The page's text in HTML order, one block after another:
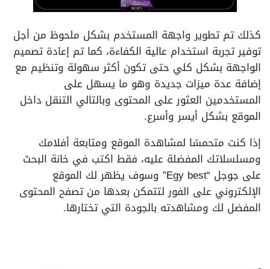
كذلك تم تطوير واجهة المستخدم بشكل ملحوظ من أجل
توفير تجربة استخدام عالية الكفاءة، كما تم إعادة تصميم
الواجهة بشكل كلي حتى تكون أكثر سهولة وتنظيم مع
إضافة عدة ميزات جديدة وهو ما يسهل على
المستخدمين العثور على المحتوى وبالتالي التنقل داخل
الموقع بشكل أيسر وأسرع.
إذا كنت متحمسًا لمشاهدة الموقع ومتابعة أفلامك
ومسلسلاتك المفضلة عليه، فقط اكتب في خانة البحث
على جوجل “Egy best” وسوف يظهر لك الموقع
الإلكتروني على الفور لتتمكن بعدها من تصفح المحتوى
المفضل لك ومشاهدته بالجودة التي تختارها.